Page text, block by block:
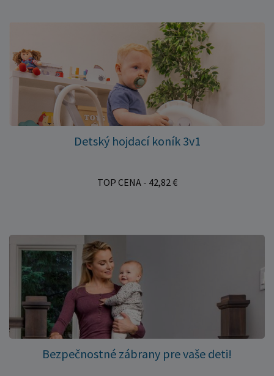
Detský hojdací koník 3v1
TOP CENA - 42,82 €
Bezpečnostné zábrany pre vaše deti!